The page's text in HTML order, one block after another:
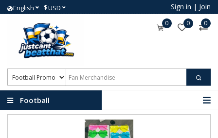
English $USD Sign in | Join
0 0 0
Football
Promotional Products